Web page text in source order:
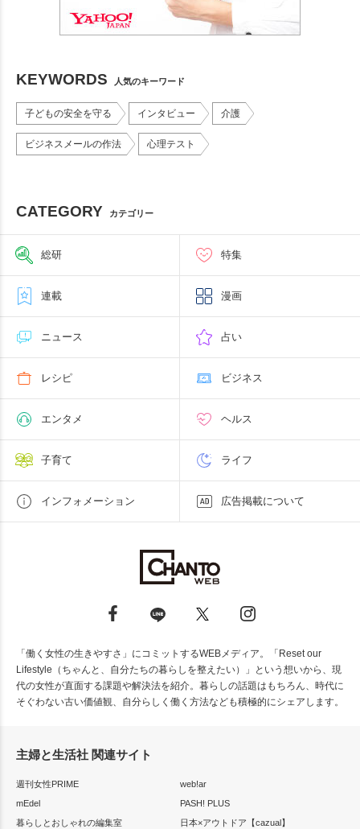
KEYWORDS 人気のキーワード
子どもの安全を守る インタビュー 介護
ビジネスメールの作法 心理テスト
CATEGORY カテゴリー
総研 特集
連載 漫画
ニュース 占い
レシピ ビジネス
エンタメ ヘルス
子育て ライフ
インフォメーション 広告掲載について
「働く女性の生きやすさ」にコミットするWEBメディア。「Reset our
Lifestyle（ちゃんと、自分たちの暮らしを整えたい）」という想いから、現
代の女性が直面する課題や解決法を紹介。暮らしの話題はもちろん、時代に
そぐわない古い価値観、自分らしく働く方法なども積極的にシェアします。
主婦と生活社 関連サイト
週刊女性PRIME
web!ar
mEdel
PASH! PLUS
暮らしとおしゃれの編集室
日本×アウトドア【cazual】